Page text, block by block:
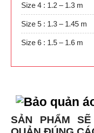
Size 4 : 1.2 – 1.3 m
Size 5 : 1.3 – 1.45 m
Size 6 : 1.5 – 1.6 m
SẢN PHẨM